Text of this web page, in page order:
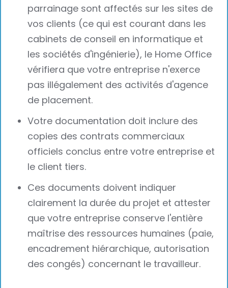
parrainage sont affectés sur les sites de
vos clients (ce qui est courant dans les
cabinets de conseil en informatique et
les sociétés d'ingénierie), le Home Office
vérifiera que votre entreprise n'exerce
pas illégalement des activités d'agence
de placement.
Votre documentation doit inclure des
copies des contrats commerciaux
officiels conclus entre votre entreprise et
le client tiers.
Ces documents doivent indiquer
clairement la durée du projet et attester
que votre entreprise conserve l'entière
maîtrise des ressources humaines (paie,
encadrement hiérarchique, autorisation
des congés) concernant le travailleur.